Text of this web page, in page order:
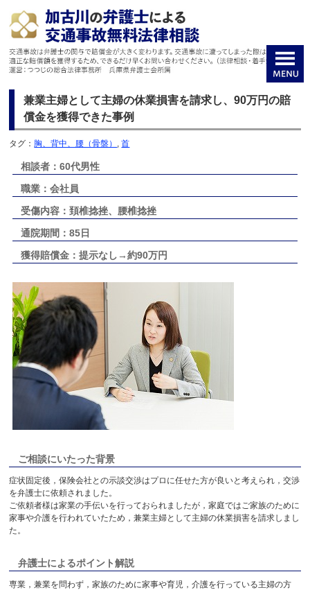
兼業主婦として主婦の休業損害を請求し、90万円の賠
償金を獲得できた事例
タグ： 胸、背中、腰（骨盤） ,首
相談者：60代男性
職業：会社員
受傷内容：頚椎捻挫、腰椎捻挫
通院期間：85日
獲得賠償金：提示なし→約90万円
ご相談にいたった背景
症状固定後，保険会社との示談交渉はプロに任せた方が良いと考えられ，交渉
を弁護士に依頼されました。
ご依頼者様は家業の手伝いを行っておられましたが，家庭ではご家族のために
家事や介護を行われていたため，兼業主婦として主婦の休業損害を請求しまし
た。
弁護士によるポイント解説
専業，兼業を問わず，家族のために家事や育児，介護を行っている主婦の方